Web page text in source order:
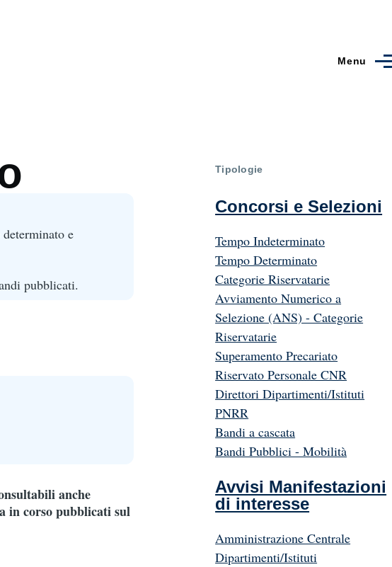
Menu
e
pubblicati.
anche
in corso pubblicati sul
Tipologie
Concorsi e Selezioni
Tempo Indeterminato
Tempo Determinato
Categorie Riservatarie
Avviamento Numerico a
Selezione (ANS) - Categorie
Riservatarie
Superamento Precariato
Riservato Personale CNR
Direttori Dipartimenti/Istituti
PNRR
Bandi a cascata
Bandi Pubblici - Mobilità
Avvisi Manifestazioni
di interesse
Amministrazione Centrale
Dipartimenti/Istituti